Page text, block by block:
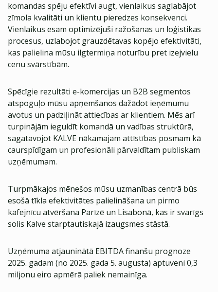
komandas spēju efektīvi augt, vienlaikus saglabājot
zīmola kvalitāti un klientu pieredzes konsekvenci.
Vienlaikus esam optimizējuši ražošanas un loģistikas
procesus, uzlabojot grauzdētavas kopējo efektivitāti,
kas palielina mūsu ilgtermiņa noturību pret izejvielu
cenu svārstībām.
Spēcīgie rezultāti e-komercijas un B2B segmentos
atspoguļo mūsu apņemšanos dažādot ieņēmumu
avotus un padziļināt attiecības ar klientiem. Mēs arī
turpinājām ieguldīt komandā un vadības struktūrā,
sagatavojot KALVE nākamajam attīstības posmam kā
caurspīdīgam un profesionāli pārvaldītam publiskam
uzņēmumam.
Turpmākajos mēnešos mūsu uzmanības centrā būs
esošā tīkla efektivitātes palielināšana un pirmo
kafejnīcu atvēršana Parīzē un Lisabonā, kas ir svarīgs
solis Kalve starptautiskajā izaugsmes stāstā.
Uzņēmuma atjauninātā EBITDA finanšu prognoze
2025. gadam (no 2025. gada 5. augusta) aptuveni 0,3
miljonu eiro apmērā paliek nemainīga.